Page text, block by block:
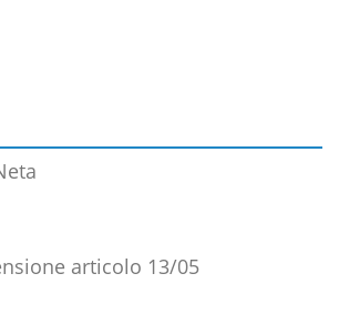
articolo 13/05